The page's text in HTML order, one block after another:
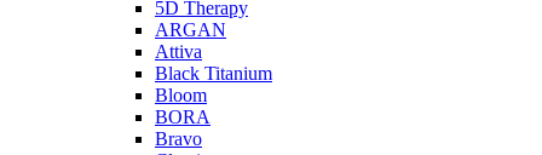
5D Therapy
ARGAN
Attiva
Black Titanium
Bloom
BORA
Bravo